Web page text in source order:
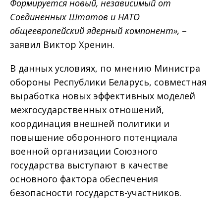
Формируется новый, независимый от
Соединенных Штатов и НАТО
общеевропейский ядерный компонент», –
заявил Виктор Хренин.
В данных условиях, по мнению Министра
обороны Республики Беларусь, совместная
выработка новых эффективных моделей
межгосударственных отношений,
координация внешней политики и
повышение оборонного потенциала
военной организации Союзного
государства выступают в качестве
основного фактора обеспечения
безопасности государств-участников.